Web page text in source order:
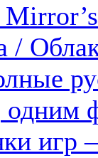
/
одним